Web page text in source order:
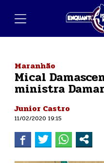
Maranhão
Mical
ministra
Junior Castro
11/02/2020 19:15